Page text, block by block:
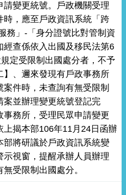
請變更統號。戶政機關受理
時，應至戶政資訊系統「跨
務」-「身分證號比對管制資
經查係依入出國及移民法第6
定受限制出國處分者，不予
】、邇來發現有戶政事務所
件時，未查詢有無受限制
案並辦理變更統號登記完
事務所，受理民眾申請變更
上揭本部106年11月24日函辦
部將研議於戶政資訊系統變
示視窗，提醒承辦人員辦理
受限制出國處分。